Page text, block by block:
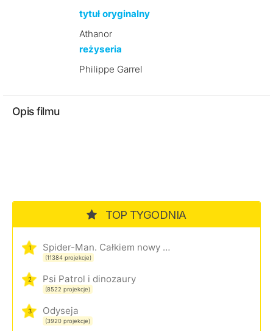
tytuł oryginalny
Athanor
reżyseria
Philippe Garrel
Opis filmu
TOP TYGODNIA
1 Spider-Man. Całkiem nowy dzień
(11384 projekcje)
2 Psi Patrol i dinozaury
(8522 projekcje)
3 Odyseja
(3920 projekcje)